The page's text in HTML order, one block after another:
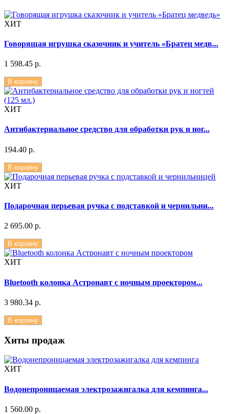
ХИТ
Говорящая игрушка сказочник и учитель «Братец медв...
1 598.45 р.
В корзину
ХИТ
Антибактериальное средство для обработки рук и ног...
194.40 р.
В корзину
ХИТ
Подарочная перьевая ручка с подставкой и чернильни...
2 695.00 р.
В корзину
ХИТ
Bluetooth колонка Астронавт с ночным проектором...
3 980.34 р.
В корзину
Хиты продаж
ХИТ
Водонепроницаемая электрозажигалка для кемпинга...
1 560.00 р.